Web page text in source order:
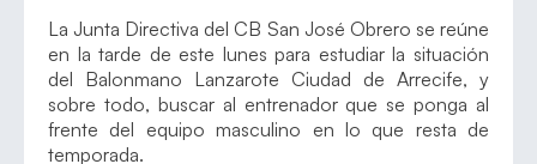
La Junta Directiva del CB San José Obrero se reúne
en la tarde de este lunes para estudiar la situación
del Balonmano Lanzarote Ciudad de Arrecife, y
sobre todo, buscar al entrenador que se ponga al
frente del equipo masculino en lo que resta de
temporada.